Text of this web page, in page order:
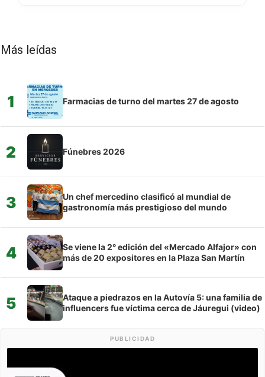
Más leídas
1 Farmacias de turno del martes 27 de agosto
2 Fúnebres 2026
3
Un chef mercedino clasificó al mundial de
gastronomía más prestigioso del mundo
4
Se viene la 2° edición del «Mercado Alfajor» con
más de 20 expositores en la Plaza San Martín
5
Ataque a piedrazos en la Autovía 5: una familia de
influencers fue víctima cerca de Jáuregui (video)
PUBLICIDAD